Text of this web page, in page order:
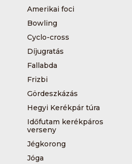
Amerikai foci
Bowling
Cyclo-cross
Díjugratás
Fallabda
Frizbi
Gördeszkázás
Hegyi Kerékpár túra
Időfutam kerékpáros
verseny
Jégkorong
Jóga